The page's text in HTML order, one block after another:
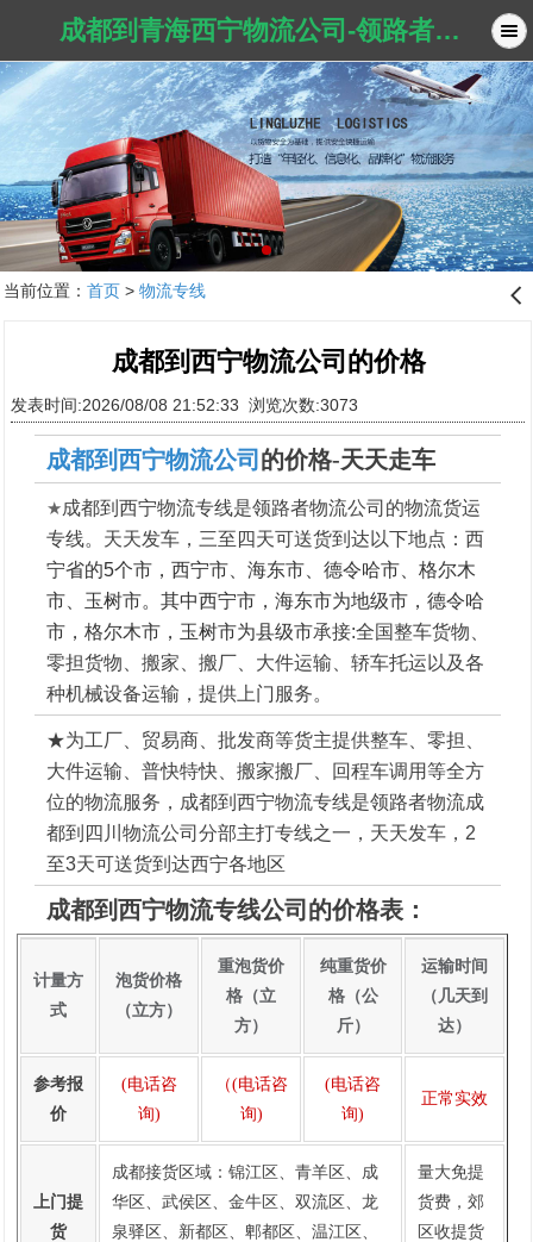
成都到青海西宁物流公司-领路者物流公司
当前位置： 首页> 物流专线 󰊒
成都到西宁物流公司的价格
发表时间:2026/08/08 21:52:33 浏览次数:3073
成都到西宁物流公司 的价格-天天走车
★成都到西宁物流专线是领路者物流公司的物流货运
专线。天天发车，三至四天可送货到达以下地点：西
宁省的5个市，西宁市、海东市、德令哈市、格尔木
市、玉树市。其中西宁市，海东市为地级市，德令哈
市，格尔木市，玉树市为县级市承接:全国整车货物、
零担货物、搬家、搬厂、大件运输、轿车托运以及各
种机械设备运输，提供上门服务。
★为工厂、贸易商、批发商等货主提供整车、零担、
大件运输、普快特快、搬家搬厂、回程车调用等全方
位的物流服务，成都到西宁物流专线是领路者物流成
都到四川物流公司分部主打专线之一，天天发车，2
至3天可送货到达西宁各地区
成都到西宁物流专线公司的价格表：
计量方
式
泡货价格
（立方）
重泡货价
格（立
方）
纯重货价
格（公
斤）
运输时间
（几天到
达）
参考报
价
(电话咨
询)
（(电话咨
询)
(电话咨
询)
正常实效
上门提
货
成都接货区域：锦江区、青羊区、成
华区、武侯区、金牛区、双流区、龙
泉驿区、新都区、郫都区、温江区、
量大免提
货费，郊
区收提货